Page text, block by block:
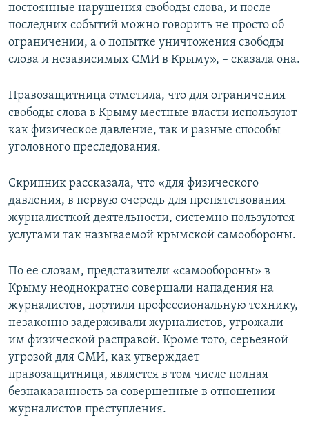
постоянные нарушения свободы слова, и после
последних событий можно говорить не просто об
ограничении, а о попытке уничтожения свободы
слова и независимых СМИ в Крыму», – сказала она.
Правозащитница отметила, что для ограничения
свободы слова в Крыму местные власти используют
как физическое давление, так и разные способы
уголовного преследования.
Скрипник рассказала, что «для физического
давления, в первую очередь для препятствования
журналисткой деятельности, системно пользуются
услугами так называемой крымской самообороны.
По ее словам, представители «самообороны» в
Крыму неоднократно совершали нападения на
журналистов, портили профессиональную технику,
незаконно задерживали журналистов, угрожали
им физической расправой. Кроме того, серьезной
угрозой для СМИ, как утверждает
правозащитница, является в том числе полная
безнаказанность за совершенные в отношении
журналистов преступления.